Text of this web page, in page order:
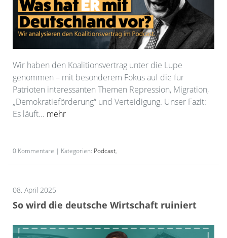
Wir haben den Koalitionsvertrag unter die Lupe
genommen – mit besonderem Fokus auf die für
Patrioten interessanten Themen Repression, Migration,
„Demokratieförderung“ und Verteidigung. Unser Fazit:
Es läuft... mehr
0 Kommentare | Kategorien: Podcast,
08. April 2025
So wird die deutsche Wirtschaft ruiniert